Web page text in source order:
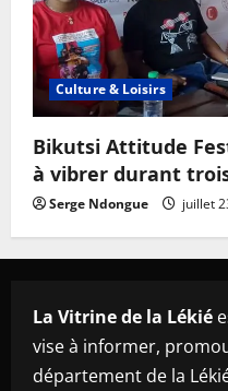
Culture & Loisirs
Bikutsi Attitude
à vibrer durant
Serge Ndongue juillet
La Vitrine de la Lékié
vise à informer,
département de la